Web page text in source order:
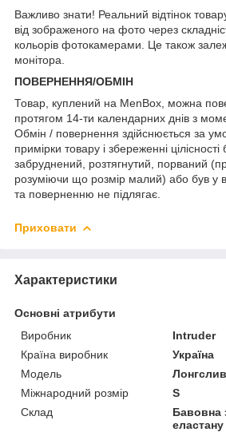
Важливо знати! Реальний відтінок
від зображеного на фото через
кольорів фотокамерами. Це також
монітора.
ПОВЕРНЕННЯ/ОБМІН
Товар, куплений на MenBox, можна
протягом 14-ти календарних днів з
Обмін / повернення здійснюється за
примірки товару і збереженні
забруднений, розтягнутий, порваний
розуміючи що розмір малий) або був у
та поверненню не підлягає.
Приховати
Характеристики
Основні атрибути
Виробник
Intruder
Країна виробник
Україна
Модель
Лонгслив
Міжнародний розмір
S
Склад
Бавовна
еластану